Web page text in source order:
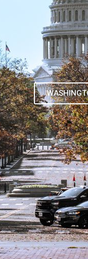
TOUR DE